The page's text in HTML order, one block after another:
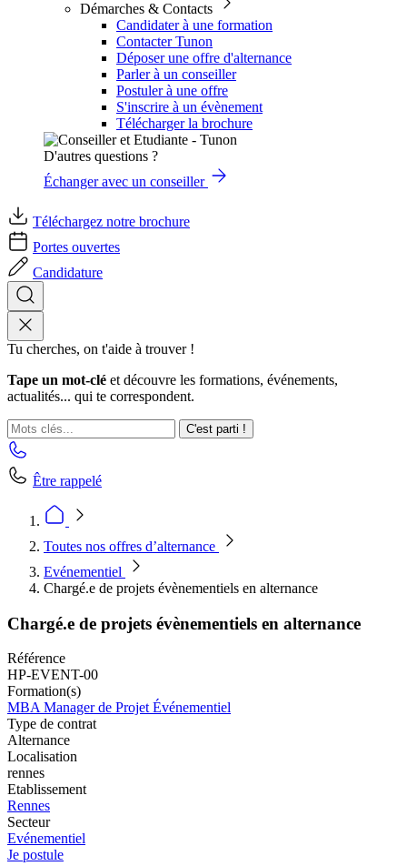
Démarches & Contacts
Candidater à une formation
Contacter Tunon
Déposer une offre d'alternance
Parler à un conseiller
Postuler à une offre
S'inscrire à un évènement
Télécharger la brochure
D'autres questions ?
Échanger avec un conseiller
Téléchargez notre brochure
Portes ouvertes
Candidature
Tu cherches, on t'aide à trouver !
Tape un mot-clé et découvre les formations, événements,
actualités... qui te correspondent.
C'est parti !
Être rappelé
Toutes nos offres d’alternance
Evénementiel
Chargé.e de projets évènementiels en alternance
Chargé.e de projets évènementiels en alternance
Référence
HP-EVENT-00
Formation(s)
MBA Manager de Projet Événementiel
Type de contrat
Alternance
Localisation
rennes
Etablissement
Rennes
Secteur
Evénementiel
Je postule